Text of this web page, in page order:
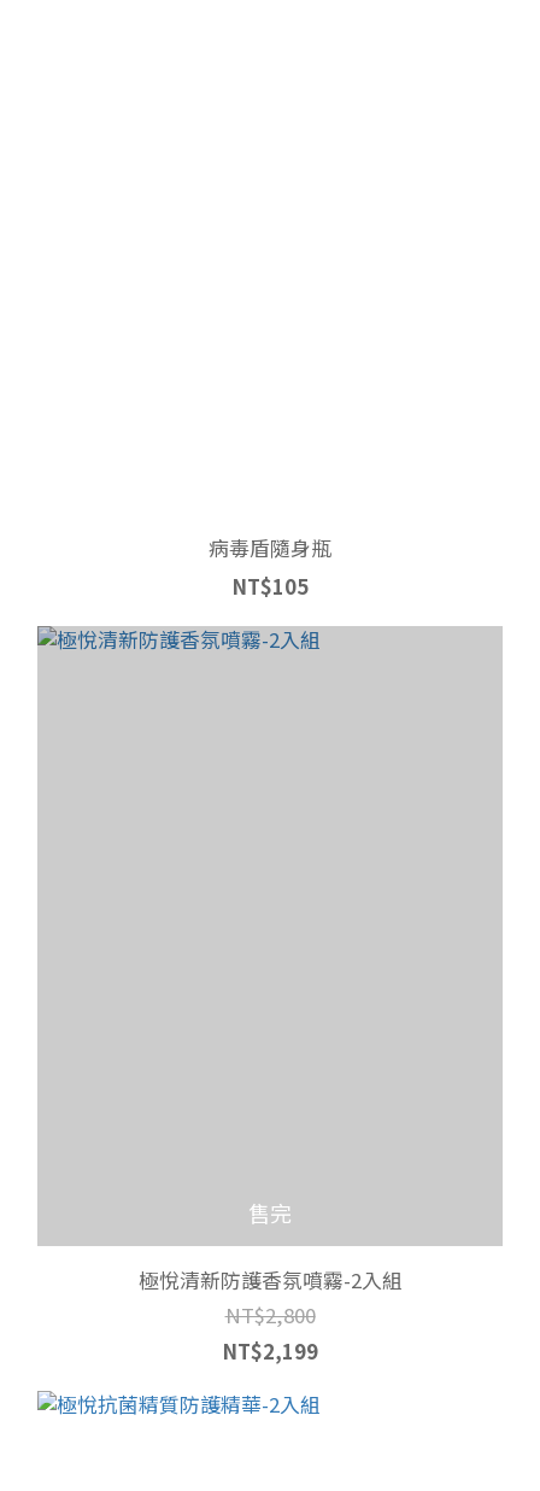
病毒盾隨身瓶
NT$105
售完
極悅清新防護香氛噴霧-2入組
NT$2,800
NT$2,199